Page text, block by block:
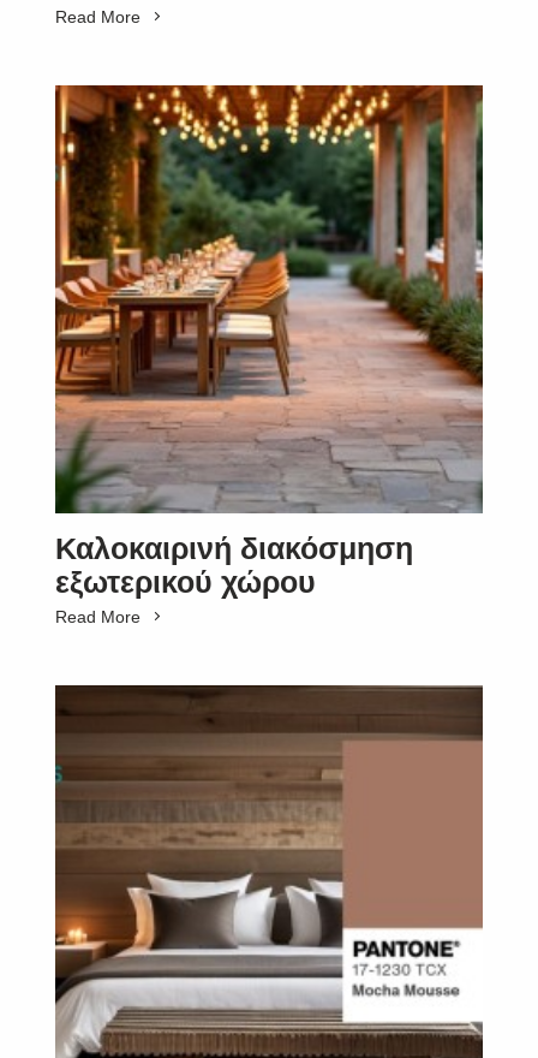
Read More
Καλοκαιρινή διακόσμηση
εξωτερικού χώρου
Read More
SUBSCRIBE